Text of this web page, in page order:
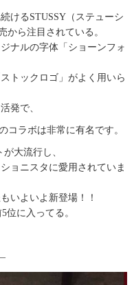
けるSTUSSY（ステューシ
から注目されている。
ナルの字体「ショーンフォ
トックロゴ」がよく用いら
発で、
コラボは非常に有名です。
大流行し、
ョニスタに愛用されていま
いよいよ新登場！！
位に入ってる。